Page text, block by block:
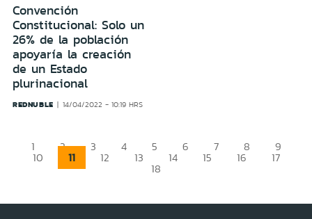
Convención
Constitucional: Solo un
26% de la población
apoyaría la creación
de un Estado
plurinacional
REDNUBLE 14/04/2022 - 10:19 HRS
1 2 3 4 5 6 7 8 9
10 11 12 13 14 15 16 17
18